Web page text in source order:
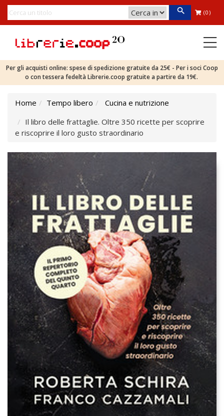
(0)
Per gli acquisti online: spese di spedizione gratuite da 25€ - Per i soci Coop
o con tessera fedeltà Librerie.coop gratuite a partire da 19€.
Home Tempo libero
Cucina e nutrizione
Il libro delle frattaglie. Oltre 350 ricette per scoprire
e riscoprire il loro gusto straordinario